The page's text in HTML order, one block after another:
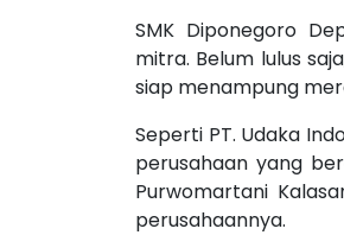
SMK Diponegoro
mitra. Belum lulus
siap menampung
Seperti PT. Udaka
perusahaan yang
Purwomartani
perusahaannya.